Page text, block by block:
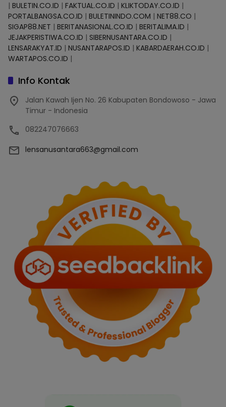
| BULETIN.CO.ID | FAKTUAL.CO.ID | KLIKTODAY.CO.ID |
PORTALBANGSA.CO.ID | BULETININDO.COM | NET88.CO |
SIGAP88.NET | BERITANASIONAL.CO.ID | BERITALIMA.ID |
JEJAKPERISTIWA.CO.ID | SIBERNUSANTARA.CO.ID |
LENSARAKYAT.ID | NUSANTARAPOS.ID | KABARDAERAH.CO.ID |
WARTAPOS.CO.ID |
Info Kontak
Jalan Kawah Ijen No. 26 Kabupaten Bondowoso - Jawa
Timur - Indonesia
082247076663
lensanusantara663@gmail.com